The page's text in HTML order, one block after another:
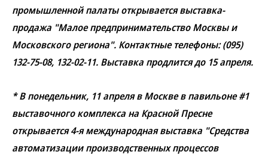
промышленной палаты открывается выставка-
продажа "Малое предпринимательство Москвы и
Московского региона". Контактные телефоны: (095)
132-75-08, 132-02-11. Выставка продлится до 15 апреля.
* В понедельник, 11 апреля в Москве в павильоне #1
выставочного комплекса на Красной Пресне
открывается 4-я международная выставка "Средства
автоматизации производственных процессов